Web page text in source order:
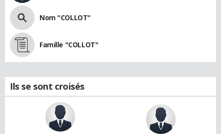
Nom "COLLOT"
Famille "COLLOT"
Ils se sont croisés